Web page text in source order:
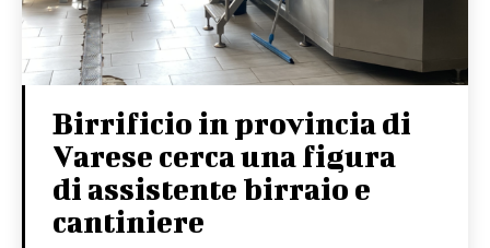
Birrificio in provincia di
Varese cerca una figura
di assistente birraio e
cantiniere